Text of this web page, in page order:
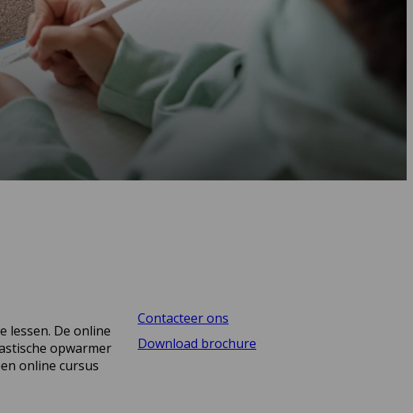
lessen. De online
opwarmer
online cursus
Contacteer ons
Download brochure